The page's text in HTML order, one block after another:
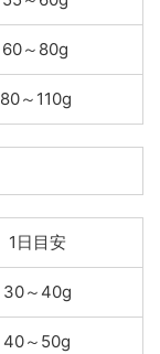
60～80g
80～110g
1日目安
30～40g
40～50g